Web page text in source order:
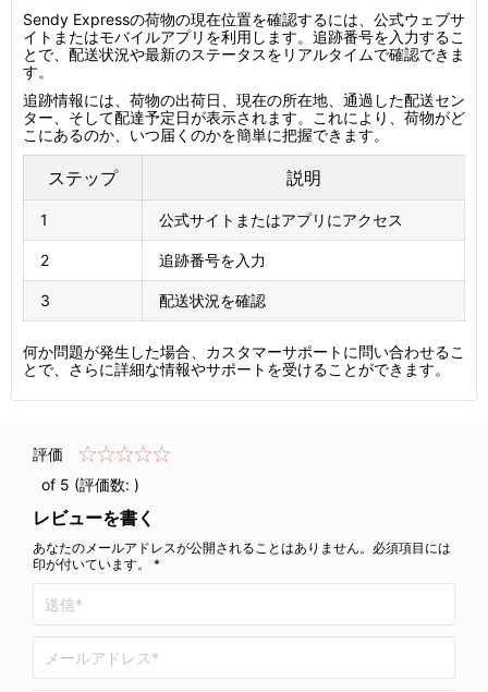
Sendy Expressの荷物の現在位置を確認するには、公式ウェブサ
イトまたはモバイルアプリを利用します。追跡番号を入力するこ
とで、配送状況や最新のステータスをリアルタイムで確認できま
す。
追跡情報には、荷物の出荷日、現在の所在地、通過した配送セン
ター、そして配達予定日が表示されます。これにより、荷物がど
こにあるのか、いつ届くのかを簡単に把握できます。
ステップ 説明
1 公式サイトまたはアプリにアクセス
2 追跡番号を入力
3 配送状況を確認
何か問題が発生した場合、カスタマーサポートに問い合わせるこ
とで、さらに詳細な情報やサポートを受けることができます。
評価
of 5 (評価数: )
レビューを書く
あなたのメールアドレスが公開されることはありません。必須項目には
印が付いています。 *